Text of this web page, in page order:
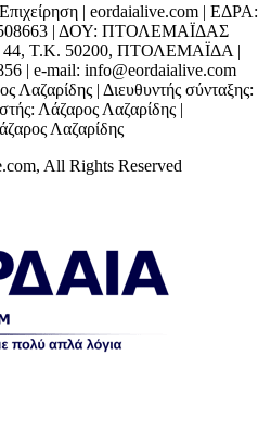
| eordaialive.com | ΕΔΡΑ:
| ΔΟΥ: ΠΤΟΛΕΜΑΪΔΑΣ
Τ.Κ. 50200, ΠΤΟΛΕΜΑΪΔΑ |
| e-mail: info@eordaialive.com
Λαζαρίδης | Διευθυντής σύνταξης:
Λάζαρος Λαζαρίδης |
Λαζαρίδης
All Rights Reserved